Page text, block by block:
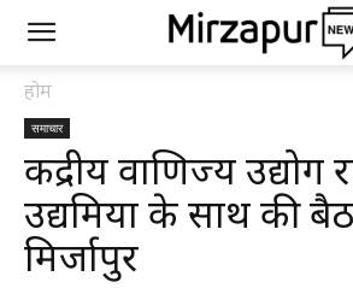
होम
समाचार
केंद्रीय वाणिज्य उद्योग
उद्यमियों के साथ की
मिर्जापुर